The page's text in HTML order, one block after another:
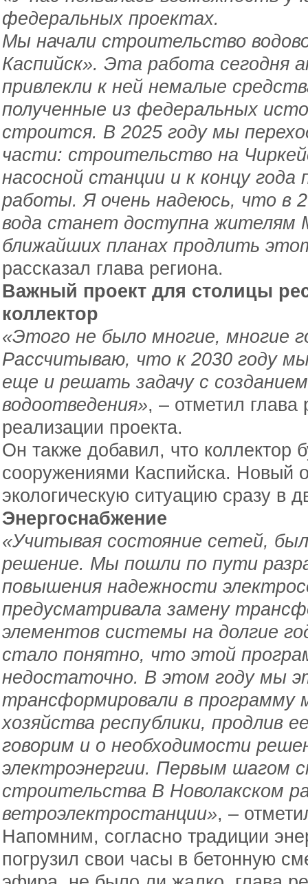
федеральных проектах.
Мы начали строительство
Каспийск». Эта работа сегодня
привлекли к ней немалые
полученные из федеральных
строится. В 2025 году мы
части: строительство на
насосной станции и к концу
работы. Я очень надеюсь, что в
вода станет доступна жителям
ближайших планах продлить
рассказал глава региона.
Важный проект для столицы
коллектор
«Этого не было многие, многие
Рассчитываю, что к 2030 году
еще и решать задачу с
водоотведения», – отметил глава
реализации проекта.
Он также добавил, что коллектор
сооружениями Каспийска. Новый
экологическую ситуацию сразу в
Энергоснабжение
«Учитывая состояние сетей,
решение. Мы пошли по пути
повышения надежности
предусматривала замену
элементов системы на долгие
стало понятно, что этой
недостаточно. В этом году мы
трансформировали в программу
хозяйства республики, продлив
говорим и о необходимости
электроэнергии. Первым шагом
строительства В Новолакском
ветроэлектростанции», –
Напомним, согласно традиции
погрузил свои часы в бетонную